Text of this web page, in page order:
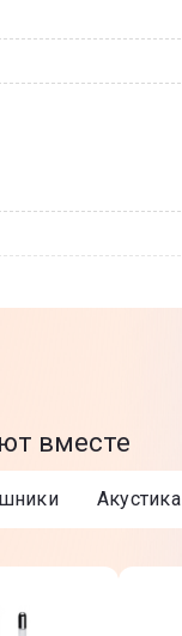
вместе
Акустика